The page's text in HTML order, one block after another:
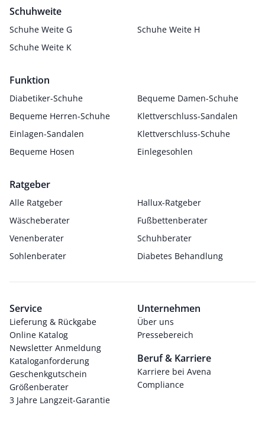
Schuhweite
Schuhe Weite G
Schuhe Weite H
Schuhe Weite K
Funktion
Diabetiker-Schuhe
Bequeme Damen-Schuhe
Bequeme Herren-Schuhe
Klettverschluss-Sandalen
Einlagen-Sandalen
Klettverschluss-Schuhe
Bequeme Hosen
Einlegesohlen
Ratgeber
Alle Ratgeber
Hallux-Ratgeber
Wäscheberater
Fußbettenberater
Venenberater
Schuhberater
Sohlenberater
Diabetes Behandlung
Service
Lieferung & Rückgabe
Online Katalog
Newsletter Anmeldung
Kataloganforderung
Geschenkgutschein
Größenberater
3 Jahre Langzeit-Garantie
Unternehmen
Über uns
Pressebereich
Beruf & Karriere
Karriere bei Avena
Compliance